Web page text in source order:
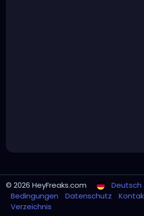
© 2026 HeyFreaks.com
Deutsch
Bedingungen
Datenschutz
Verzeichnis